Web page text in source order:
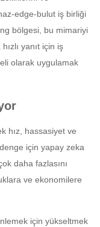
edge-bulut iş birliği
bölgesi, bu mimariyi
yanıt için iş
olarak uygulamak
hız, hassasiyet ve
için yapay zeka
daha fazlasını
ve ekonomilere
için yükseltmek